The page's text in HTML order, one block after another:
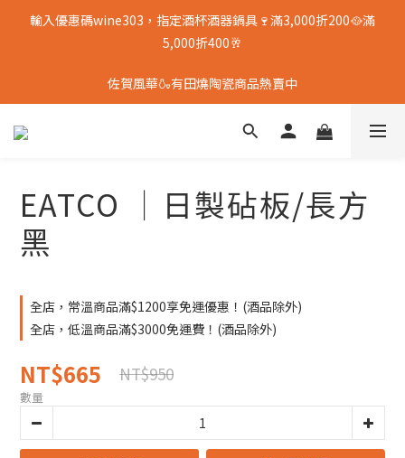
輸入優惠碼wine303，指定酒杯酒器鍋具🍷滿3,000折200🥘滿
5,000折400🥂
佐賀風華🍶有田燒陶瓷商品熱賣中
EATCO │日製砧板/長方
黑
全店，常溫商品滿$1200享免運優惠！(酒品除外)
全店，低溫商品滿$3000免運費！(酒品除外)
NT$665 NT$950
數量